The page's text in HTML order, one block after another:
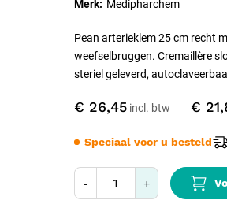
€ 26,45 €
- +
Merk: Medipharchem
Speciaal voor u besteld
Pean arterieklem 25 cm recht
weefselbruggen. Cremaillère
steriel geleverd,